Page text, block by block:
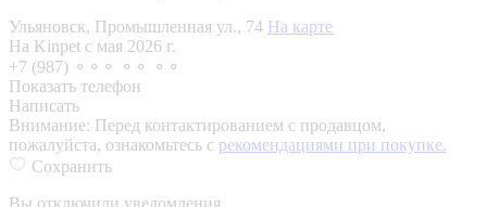
Ульяновск, Промышленная ул., 74 На карте
На Kinpet c мая 2026 г.
+7 (987) ⚬⚬⚬ ⚬⚬ ⚬⚬
Показать телефон
Написать
Внимание: Перед контактированием с продавцом,
пожалуйста, ознакомьтесь с рекомендациями при покупке.
Сохранить
Вы отключили уведомления